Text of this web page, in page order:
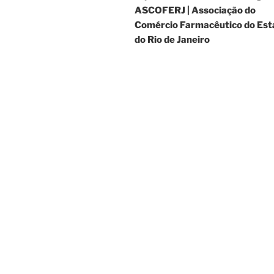
ASCOFERJ | Associação do
Comércio Farmacêutico do
do Rio de Janeiro